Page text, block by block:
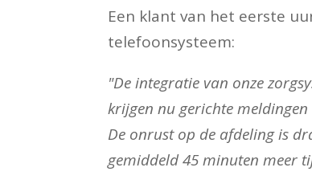
Een klant van het eerste
telefoonsysteem:
"De integratie van onze
krijgen nu gerichte
De onrust op de afdeling is
gemiddeld 45 minuten meer